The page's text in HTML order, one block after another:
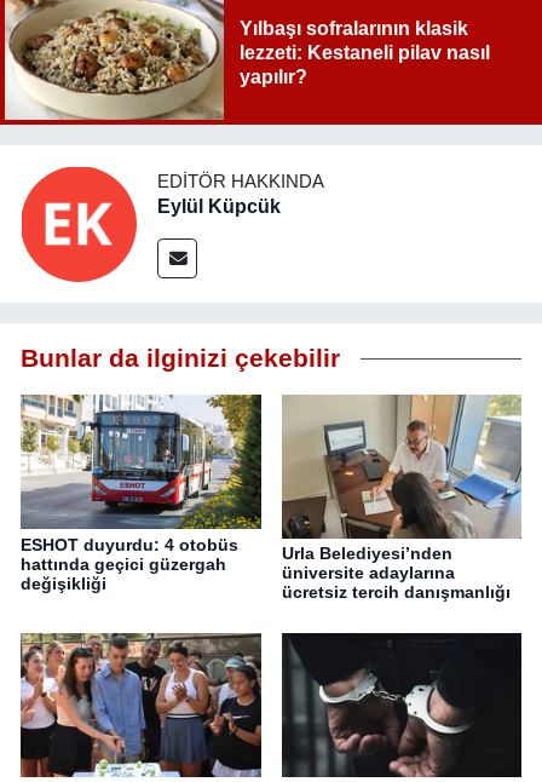
Yılbaşı sofralarının klasik
lezzeti: Kestaneli pilav nasıl
yapılır?
EDITÖR HAKKINDA
Eylül Küpcük
Bunlar da ilginizi çekebilir
ESHOT duyurdu: 4 otobüs
hattında geçici güzergah
değişikliği
Urla Belediyesi’nden
üniversite adaylarına
ücretsiz tercih danışmanlığı